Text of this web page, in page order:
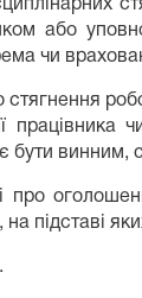
або
чи
бути
підставі